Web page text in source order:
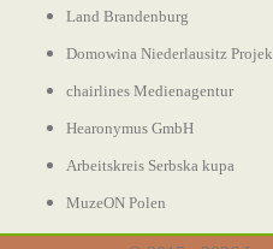
Land Brandenburg
Domowina Niederlausitz
chairlines Medienagentur
Hearonymus GmbH
Arbeitskreis Serbska kupa
MuzeON Polen